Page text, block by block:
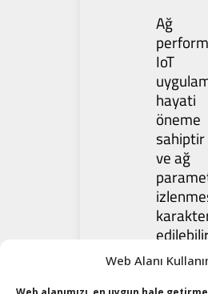
Web Alanı
Ağ
IoT
hayati
öneme
sahiptir
ve ağ
Bir
örnek